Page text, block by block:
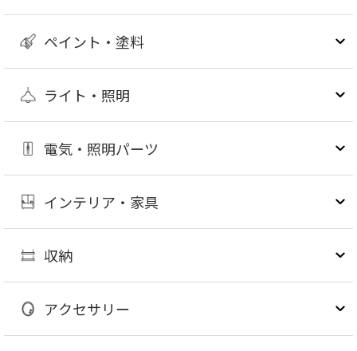
ペイント・塗料
ライト・照明
電気・照明パーツ
インテリア・家具
収納
アクセサリー